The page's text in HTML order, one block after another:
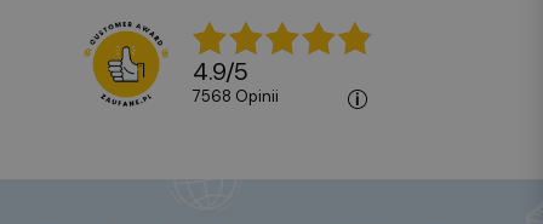
4.9/5
7568 opinii